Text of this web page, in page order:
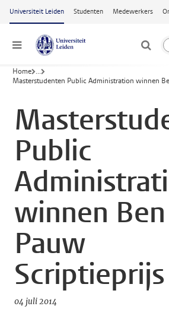
Ga naar hoofdinhoud
Universiteit Leiden Studenten Medewerkers
Menu
Home ...
Masterstudenten Public Administration winnen
Public
winnen Ben
Pauw
Scriptieprijs
04 juli 2014